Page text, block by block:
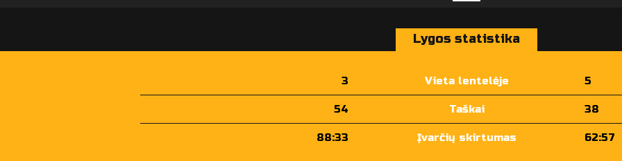
Lygos statistika
3 Vieta lentelėje 5
54 Taškai 38
88:33 Įvarčių skirtumas 62:57